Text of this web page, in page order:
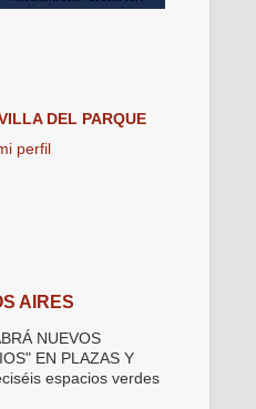
DEL PARQUE
perfil
AIRES
NUEVOS
EN PLAZAS Y
espacios verdes